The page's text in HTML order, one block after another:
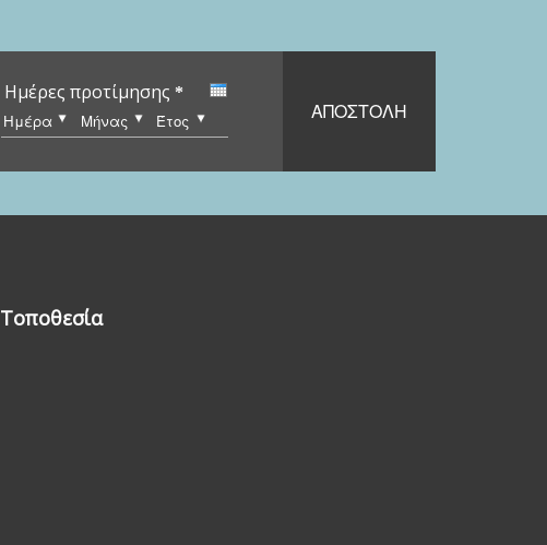
Ημέρες προτίμησης *
Ημέρα Μήνας Έτος
Τοποθεσία